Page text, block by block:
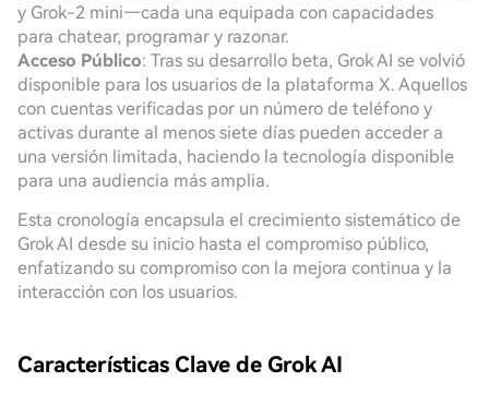
y Grok-2 mini—cada una equipada con capacidades
para chatear, programar y razonar.
Acceso Público: Tras su desarrollo beta, Grok AI se volvió
disponible para los usuarios de la plataforma X. Aquellos
con cuentas verificadas por un número de teléfono y
activas durante al menos siete días pueden acceder a
una versión limitada, haciendo la tecnología disponible
para una audiencia más amplia.
Esta cronología encapsula el crecimiento sistemático de
Grok AI desde su inicio hasta el compromiso público,
enfatizando su compromiso con la mejora continua y la
interacción con los usuarios.
Características Clave de Grok AI